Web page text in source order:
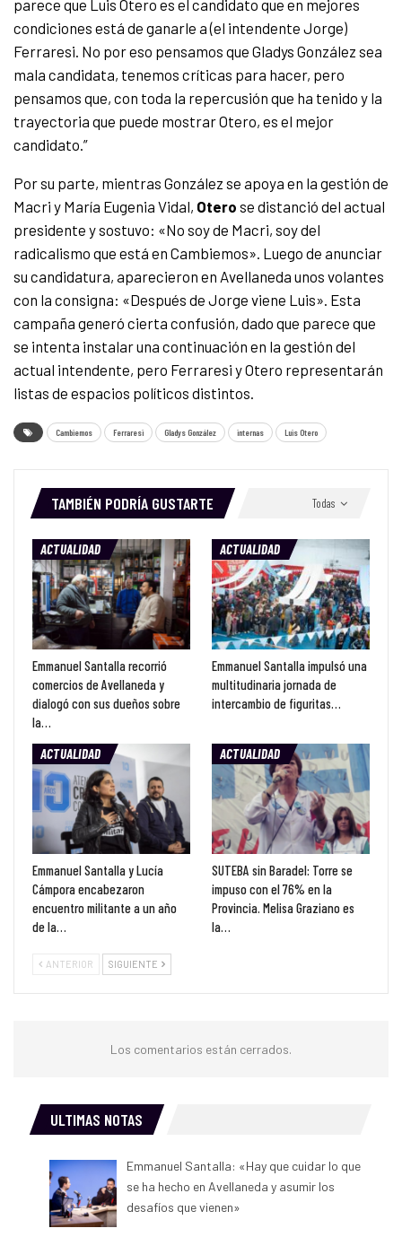
parece que Luis Otero es el candidato que en mejores
condiciones está de ganarle a (el intendente Jorge)
Ferraresi. No por eso pensamos que Gladys González sea
mala candidata, tenemos críticas para hacer, pero
pensamos que, con toda la repercusión que ha tenido y la
trayectoria que puede mostrar Otero, es el mejor
candidato.”
Por su parte, mientras González se apoya en la gestión de
Macri y María Eugenia Vidal, Otero se distanció del actual
presidente y sostuvo: «No soy de Macri, soy del
radicalismo que está en Cambiemos». Luego de anunciar
su candidatura, aparecieron en Avellaneda unos volantes
con la consigna: «Después de Jorge viene Luis». Esta
campaña generó cierta confusión, dado que parece que
se intenta instalar una continuación en la gestión del
actual intendente, pero Ferraresi y Otero representarán
listas de espacios políticos distintos.
Cambiemos Ferraresi Gladys González internas Luis Otero
Todas
TAMBIÉN PODRÍA GUSTARTE
ACTUALIDAD
Emmanuel Santalla recorrió
comercios de Avellaneda y
dialogó con sus dueños sobre
la…
ACTUALIDAD
Emmanuel Santalla impulsó una
multitudinaria jornada de
intercambio de figuritas…
ACTUALIDAD
Emmanuel Santalla y Lucía
Cámpora encabezaron
encuentro militante a un año
de la…
ACTUALIDAD
SUTEBA sin Baradel: Torre se
impuso con el 76% en la
Provincia. Melisa Graziano es
la…
ANTERIOR SIGUIENTE
Los comentarios están cerrados.
ULTIMAS NOTAS
Emmanuel Santalla: «Hay que cuidar lo que
se ha hecho en Avellaneda y asumir los
desafíos que vienen»